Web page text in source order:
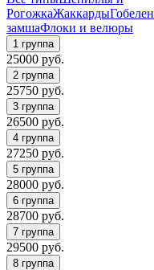
РогожкаЖаккарды
замшаФлоки и велюры
25000 руб.
25750 руб.
26500 руб.
27250 руб.
28000 руб.
28700 руб.
29500 руб.